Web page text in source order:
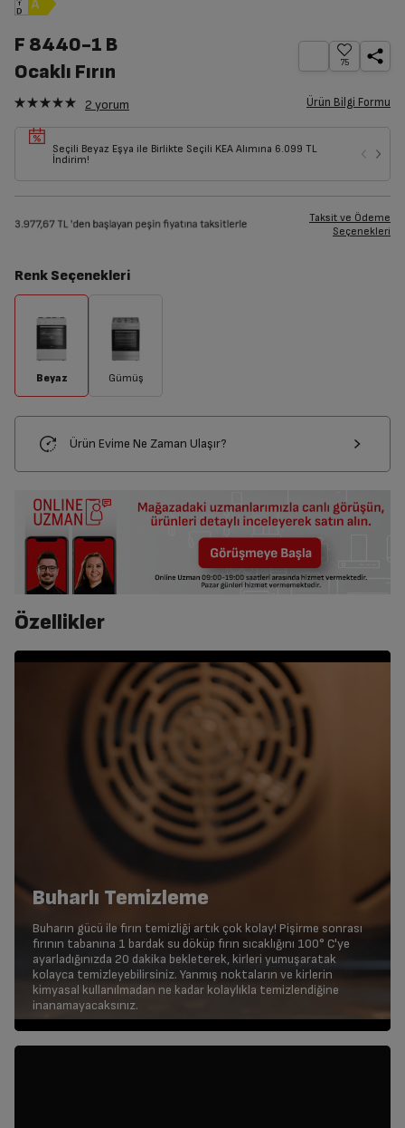
F 8440-1 B
Ocaklı Fırın
75
2 yorum Ürün Bilgi Formu
Seçili Beyaz Eşya ile Birlikte Seçili KEA Alımına 6.099 TL
İndirim!
Taksit ve Ödeme
Seçenekleri
Renk Seçenekleri
Beyaz Gümüş
Ürün Evime Ne Zaman Ulaşır?
Özellikler
Buharlı Temizleme
Buharın gücü ile fırın temizliği artık çok kolay! Pişirme sonrası
fırının tabanına 1 bardak su döküp fırın sıcaklığını 100° C'ye
ayarladığınızda 20 dakika bekleterek, kirleri yumuşaratak
kolayca temizleyebilirsiniz. Yanmış noktaların ve kirlerin
kimyasal kullanılmadan ne kadar kolaylıkla temizlendiğine
inanamayacaksınız.